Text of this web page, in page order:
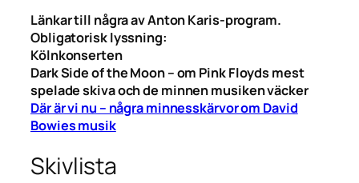
Länkar till några av Anton Karis-program.
Obligatorisk lyssning:
Kölnkonserten
Dark Side of the Moon – om Pink Floyds mest
spelade skiva och de minnen musiken väcker
Där är vi nu – några minnesskärvor om David
Bowies musik
Skivlista